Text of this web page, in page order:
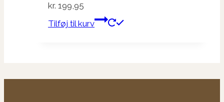
kr. 199,95
Tilføj til kurv